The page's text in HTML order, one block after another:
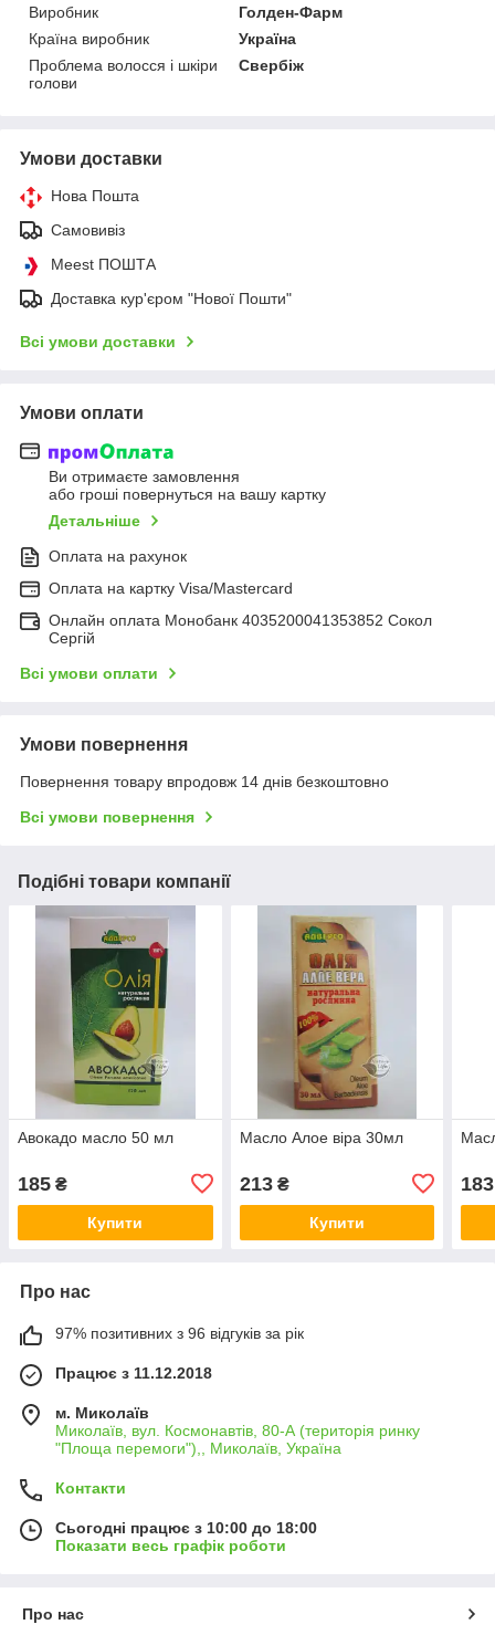
Виробник
Голден-Фарм
Країна виробник
Україна
Проблема волосся і шкіри
голови
Свербіж
Умови доставки
Нова Пошта
Самовивіз
Meest ПОШТА
Доставка кур'єром "Нової Пошти"
Всі умови доставки
Умови оплати
Ви отримаєте замовлення
або гроші повернуться на вашу картку
Детальніше
Оплата на рахунок
Оплата на картку Visa/Mastercard
Онлайн оплата Монобанк 4035200041353852 Сокол
Сергій
Всі умови оплати
Умови повернення
Повернення товару впродовж 14 днів безкоштовно
Всі умови повернення
Подібні товари компанії
Авокадо масло 50 мл
185 ₴
Купити
Масло Алое віра 30мл
213₴
Купити
183
Про нас
97% позитивних з 96 відгуків за рік
Працює з 11.12.2018
м. Миколаїв
Миколаїв, вул. Космонавтів, 80-А (територія ринку
"Площа перемоги"),, Миколаїв, Україна
Контакти
Сьогодні працює з 10:00 до 18:00
Показати весь графік роботи
Про нас